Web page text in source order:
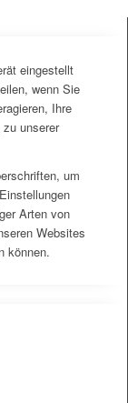
eingestellt
wenn Sie
Ihre
unserer
um
Arten von
Websites
können.